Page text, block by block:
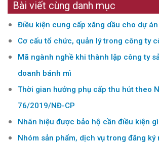
Bài viết cùng danh mục
Điều kiện cung cấp xăng dầu cho dự
Cơ cấu tổ chức, quản lý trong công ty
Mã ngành nghề khi thành lập công ty
doanh bánh mì
Thời gian hưởng phụ cấp thu hút theo
76/2019/NĐ-CP
Nhãn hiệu được bảo hộ cần điều kiện
Nhóm sản phẩm, dịch vụ trong đăng ký